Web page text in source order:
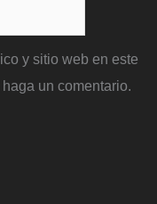
y sitio web en este
un comentario.